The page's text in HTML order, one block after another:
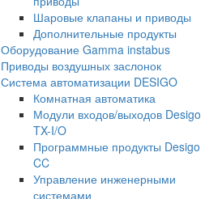
Шаровые клапаны и приводы
Дополнительные продукты
Оборудование Gamma instabus
Приводы воздушных заслонок
Система автоматизации DESIGO
Комнатная автоматика
Модули входов/выходов Desigo
TX-I/O
Программные продукты Desigo
CC
Управление инженерными
системами